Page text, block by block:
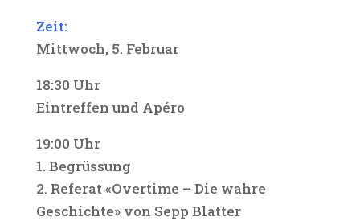
Zeit:
Mittwoch, 5. Februar
18:30 Uhr
Eintreffen und Apéro
19:00 Uhr
1. Begrüssung
2. Referat «Overtime – Die wahre
Geschichte» von Sepp Blatter